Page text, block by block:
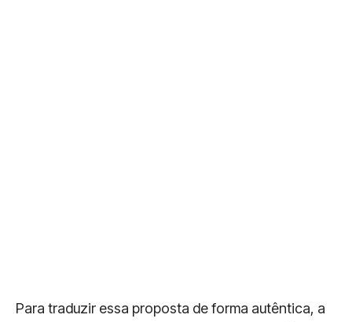
Para traduzir essa proposta de forma autêntica, a